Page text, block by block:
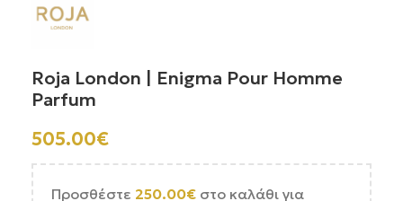
Roja London | Enigma Pour Homme
Parfum
505.00€
Προσθέστε 250.00€ στο καλάθι για